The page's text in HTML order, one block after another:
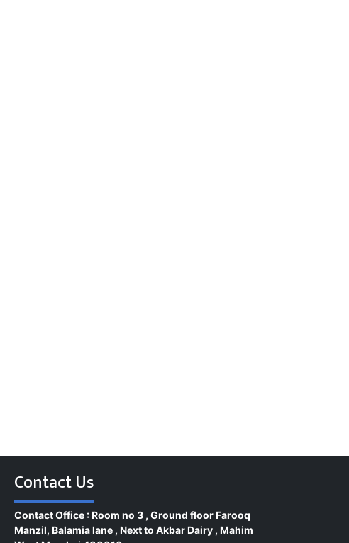
Contact Us
Contact Office : Room no 3 , Ground floor Farooq
Manzil, Balamia lane , Next to Akbar Dairy , Mahim